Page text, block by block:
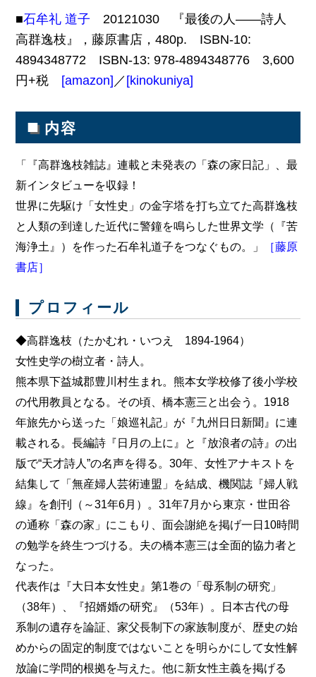
■石牟礼 道子 20121030 『最後の人――詩人
高群逸枝』，藤原書店，480p. ISBN-10:
4894348772 ISBN-13: 978-4894348776 3,600
円+税 [amazon] ／ [kinokuniya]
■ 内容
「『高群逸枝雑誌』連載と未発表の「森の家日記」、最
新インタビューを収録！
世界に先駆け「女性史」の金字塔を打ち立てた高群逸枝
と人類の到達した近代に警鐘を鳴らした世界文学（『苦
海浄土』）を作った石牟礼道子をつなぐもの。」
［藤原
書店］
プロフィール
◆高群逸枝（たかむれ・いつえ 1894-1964）
女性史学の樹立者・詩人。
熊本県下益城郡豊川村生まれ。熊本女学校修了後小学校
の代用教員となる。その頃、橋本憲三と出会う。1918
年旅先から送った「娘巡礼記」が『九州日日新聞』に連
載される。長編詩『日月の上に』と『放浪者の詩』の出
版で“天才詩人”の名声を得る。30年、女性アナキストを
結集して「無産婦人芸術連盟」を結成、機関誌『婦人戦
線』を創刊（～31年6月）。31年7月から東京・世田谷
の通称「森の家」にこもり、面会謝絶を掲げ一日10時間
の勉学を終生つづける。夫の橋本憲三は全面的協力者と
なった。
代表作は『大日本女性史』第1巻の「母系制の研究」
（38年）、『招婿婚の研究』（53年）。日本古代の母
系制の遺存を論証、家父長制下の家族制度が、歴史の始
めからの固定的制度ではないことを明らかにして女性解
放論に学問的根拠を与えた。他に新女性主義を掲げる